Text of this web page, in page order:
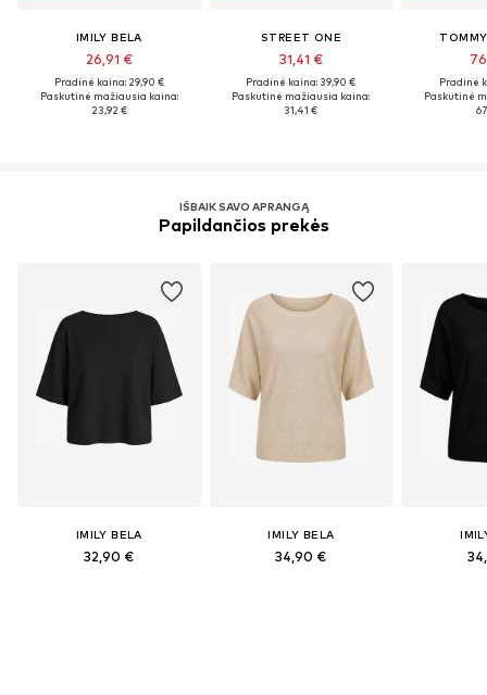
IMILY BELA
26,91 €
Pradinė kaina: 29,90 €
Paskutinė mažiausia kaina:
23,92 €
STREET ONE
31,41 €
Pradinė kaina: 39,90 €
Paskutinė mažiausia kaina:
31,41 €
Pradinė
Paskutinė
IŠBAIK SAVO APRANGĄ
Papildančios prekės
IMILY BELA
32,90 €
IMILY BELA
34,90 €